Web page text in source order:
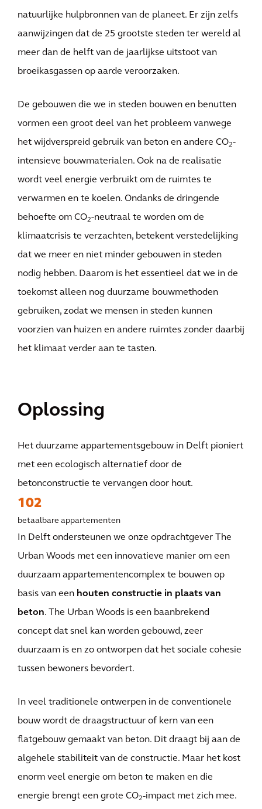
natuurlijke hulpbronnen van de planeet. Er zijn zelfs
aanwijzingen dat de 25 grootste steden ter wereld al
meer dan de helft van de jaarlijkse uitstoot van
broeikasgassen op aarde veroorzaken.
De gebouwen die we in steden bouwen en benutten
vormen een groot deel van het probleem vanwege
het wijdverspreid gebruik van beton en andere CO2-
intensieve bouwmaterialen. Ook na de realisatie
wordt veel energie verbruikt om de ruimtes te
verwarmen en te koelen. Ondanks de dringende
behoefte om CO2-neutraal te worden om de
klimaatcrisis te verzachten, betekent verstedelijking
dat we meer en niet minder gebouwen in steden
nodig hebben. Daarom is het essentieel dat we in de
toekomst alleen nog duurzame bouwmethoden
gebruiken, zodat we mensen in steden kunnen
voorzien van huizen en andere ruimtes zonder daarbij
het klimaat verder aan te tasten.
Oplossing
Het duurzame appartementsgebouw in Delft pioniert
met een ecologisch alternatief door de
betonconstructie te vervangen door hout.
102
betaalbare appartementen
In Delft ondersteunen we onze opdrachtgever The
Urban Woods met een innovatieve manier om een
duurzaam appartementencomplex te bouwen op
basis van een houten constructie in plaats van
beton. The Urban Woods is een baanbrekend
concept dat snel kan worden gebouwd, zeer
duurzaam is en zo ontworpen dat het sociale cohesie
tussen bewoners bevordert.
In veel traditionele ontwerpen in de conventionele
bouw wordt de draagstructuur of kern van een
flatgebouw gemaakt van beton. Dit draagt bij aan de
algehele stabiliteit van de constructie. Maar het kost
enorm veel energie om beton te maken en die
energie brengt een grote CO2-impact met zich mee.